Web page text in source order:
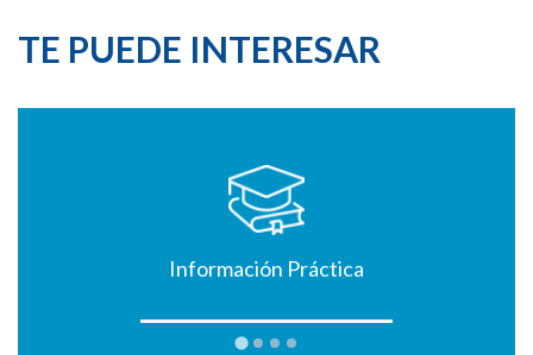
TE PUEDE INTERESAR
Información Práctica